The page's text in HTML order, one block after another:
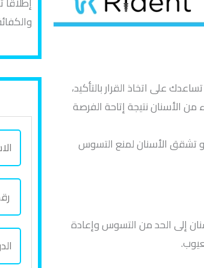
على اتخاذ القرار بالتأكيد،
الأسنان نتيجة إتاحة الفرصة
تشقق الأسنان لمنع التسوس
إلى الحد من التسوس وإعادة
ا
ا
م
ب
ر
م
ل
ا